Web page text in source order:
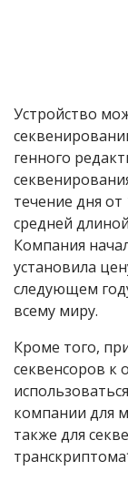
Устройство
генного
течение дня
средней
Компания
установила
следующем
всему миру.
Кроме того,
секвенсоров
компании для
также для